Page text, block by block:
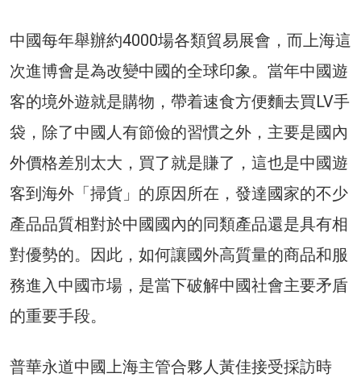
中國每年舉辦約4000場各類貿易展會，而上海這
次進博會是為改變中國的全球印象。當年中國遊
客的境外遊就是購物，帶着速食方便麵去買LV手
袋，除了中國人有節儉的習慣之外，主要是國內
外價格差別太大，買了就是賺了，這也是中國遊
客到海外「掃貨」的原因所在，發達國家的不少
產品品質相對於中國國內的同類產品還是具有相
對優勢的。因此，如何讓國外高質量的商品和服
務進入中國市場，是當下破解中國社會主要矛盾
的重要手段。
普華永道中國上海主管合夥人黃佳接受採訪時